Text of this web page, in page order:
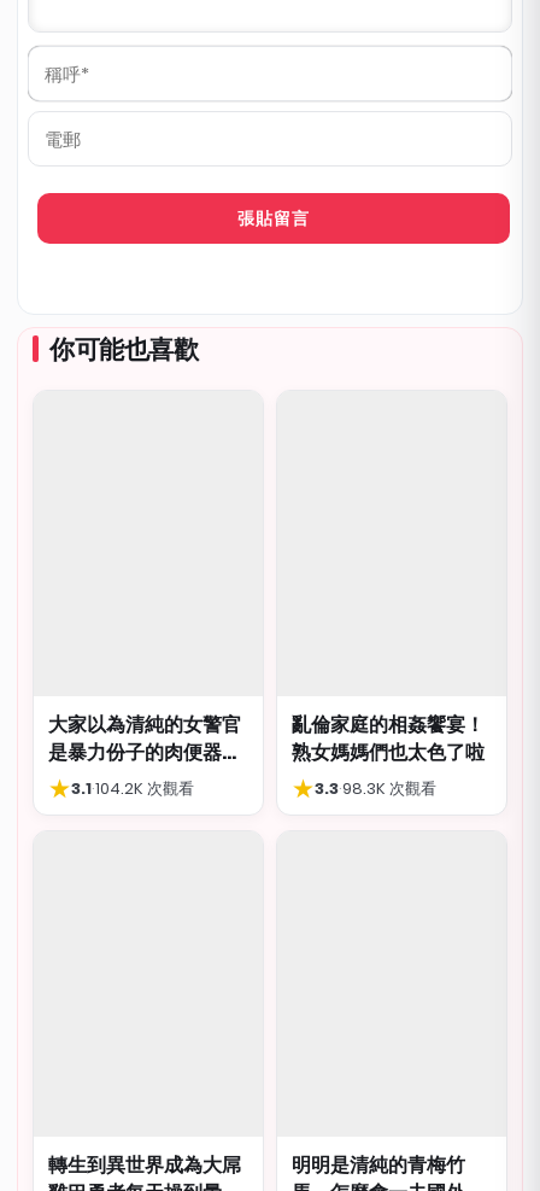
稱
*
郵
你可能也喜歡
大家以為清純的女警官
是暴力份子的肉便器，
肛交多P都可以
★3.1·104.2K 次觀看
亂倫家庭的相姦饗宴！
熟女媽媽們也太色了啦
★3.3·98.3K 次觀看
轉生到異世界成為大屌
明明是清純的青梅竹